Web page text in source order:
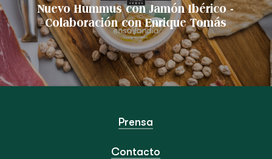
Nuevo Hummus con Jamón Ibérico -
Colaboración con Enrique Tomás
Prensa
Contacto